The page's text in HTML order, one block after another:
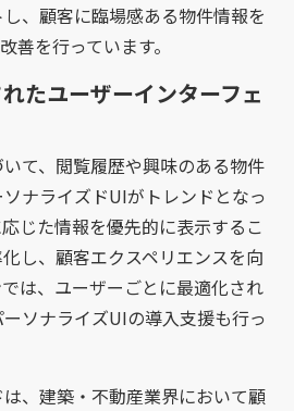
、顧客に臨場感ある物件情報を
善を行っています。
たユーザーインターフェ
て、閲覧履歴や興味のある物件
ナライズドUIがトレンドとなっ
じた情報を優先的に表示するこ
し、顧客エクスペリエンスを向
は、ユーザーごとに最適化され
ソナライズUIの導入支援も行っ
、建築・不動産業界において顧